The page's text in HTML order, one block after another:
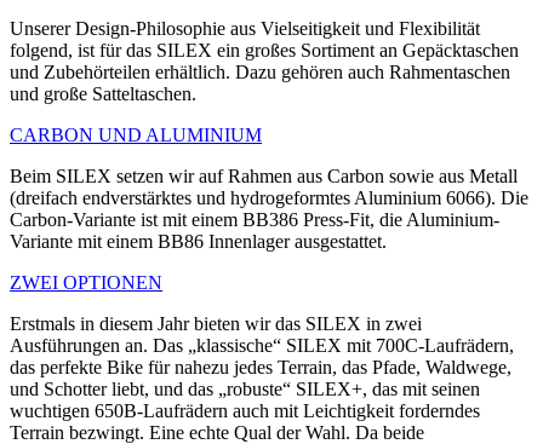
Unserer Design-Philosophie aus Viel­seitigkeit und Flexibilität
folgend, ist für das SILEX ein großes Sortiment an Gepäcktaschen
und Zubehörteilen erhältlich. Dazu gehören auch Rahmentaschen
und große Satteltaschen.
CARBON UND ALUMINIUM
Beim SILEX setzen wir auf Rahmen aus Carbon sowie aus Metall
(dreifach endverstärktes und hydrogeformtes Aluminium 6066). Die
Carbon-Variante ist mit einem BB386 Press-Fit, die Aluminium-
Variante mit einem BB86 Innenlager ausgestattet.
ZWEI OPTIONEN
Erstmals in diesem Jahr bieten wir das SILEX in zwei
Ausführungen an. Das „klassische“ SILEX mit 700C-Laufrädern,
das perfekte Bike für nahezu jedes Terrain, das Pfade, Waldwege,
und Schotter liebt, und das „robuste“ SILEX+, das mit seinen
wuchtigen 650B-Laufrädern auch mit Leichtigkeit forderndes
Terrain bezwingt. Eine echte Qual der Wahl. Da beide